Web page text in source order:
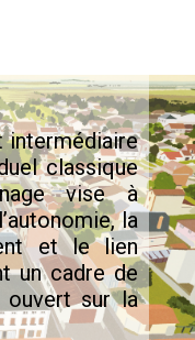
intermédiaire
classique
vise à
la
et le lien
un cadre de
ouvert sur la